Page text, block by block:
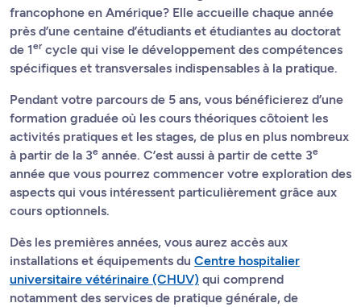
francophone en Amérique? Elle accueille chaque année
près d’une centaine d’étudiants et étudiantes au doctorat
de 1ercycle qui vise le développement des compétences
spécifiques et transversales indispensables à la pratique.
Pendant votre parcours de 5 ans, vous bénéficierez d’une
formation graduée où les cours théoriques côtoient les
activités pratiques et les stages, de plus en plus nombreux
à partir de la 3e année. C’est aussi à partir de cette 3e
année que vous pourrez commencer votre exploration des
aspects qui vous intéressent particulièrement grâce aux
cours optionnels.
Dès les premières années, vous aurez accès aux
installations et équipements du Centre hospitalier
universitaire vétérinaire (CHUV) qui comprend
notamment des services de pratique générale, de